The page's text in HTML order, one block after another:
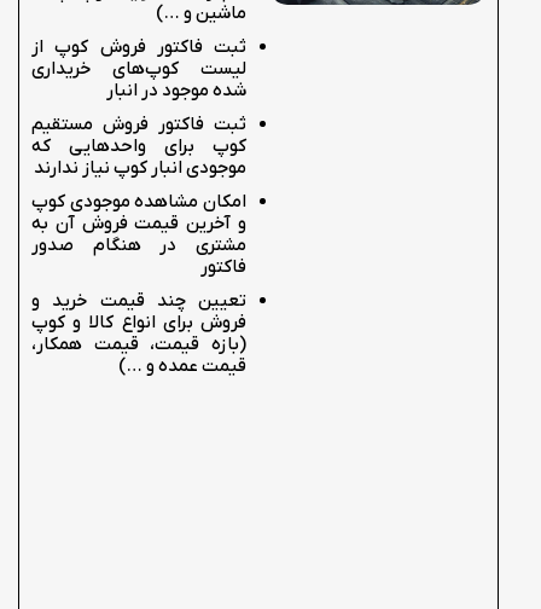
ماشین و …)
ثبت فاکتور فروش کوپ از
لیست کوپ‌های خریداری
شده موجود در انبار
ثبت فاکتور فروش مستقیم
کوپ برای واحدهایی که
موجودی انبار کوپ نیاز ندارند
امکان مشاهده موجودی کوپ
و آخرین قیمت فروش آن به
مشتری در هنگام صدور
فاکتور
تعیین چند قیمت خرید و
فروش برای انواع کالا و کوپ
(بازه قیمت، قیمت همکار،
قیمت عمده و …)